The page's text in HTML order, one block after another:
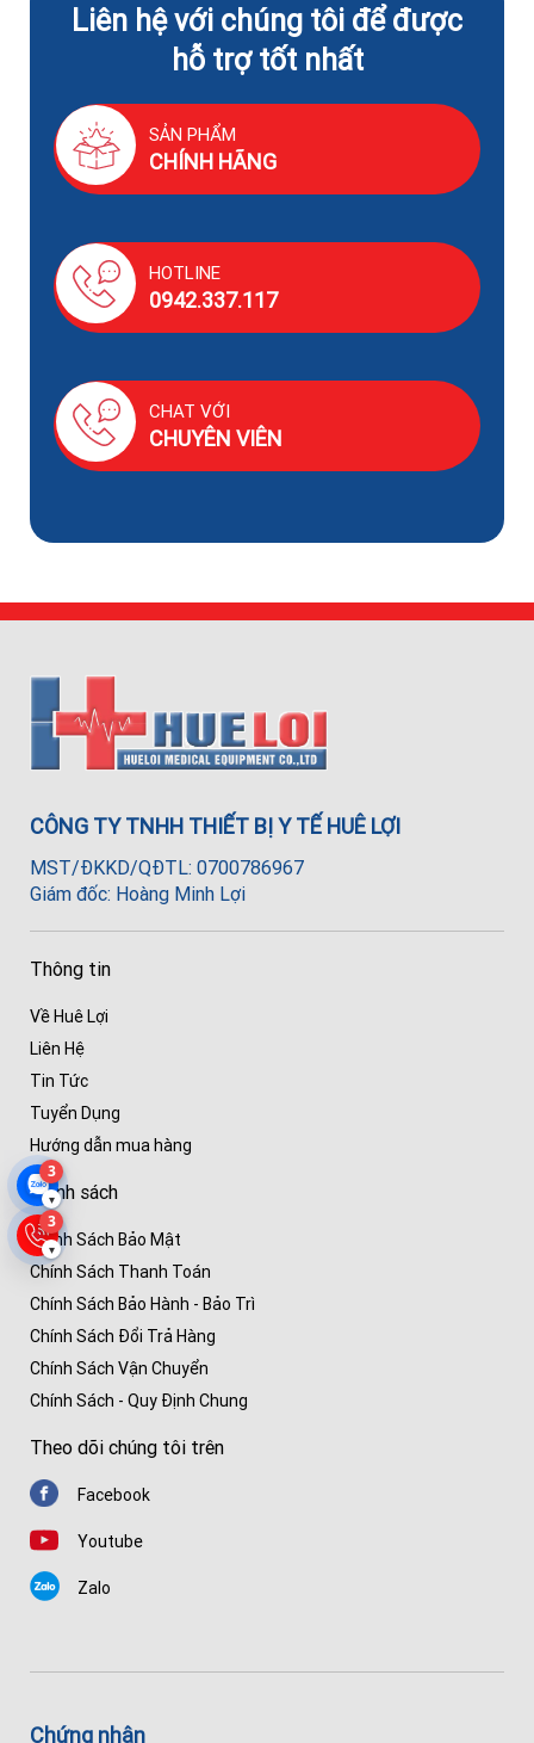
Liên hệ với chúng tôi để được
hỗ trợ tốt nhất
SẢN PHẨM
CHÍNH HÃNG
HOTLINE
0942.337.117
CHAT VỚI
CHUYÊN VIÊN
3
▾
3
▾
CÔNG TY TNHH THIẾT BỊ Y TẾ HUÊ LỢI
MST/ĐKKD/QĐTL: 0700786967
Giám đốc: Hoàng Minh Lợi
Thông tin
Về Huê Lợi
Liên Hệ
Tin Tức
Tuyển Dụng
Hướng dẫn mua hàng
Chính sách
Chính Sách Bảo Mật
Chính Sách Thanh Toán
Chính Sách Bảo Hành - Bảo Trì
Chính Sách Đổi Trả Hàng
Chính Sách Vận Chuyển
Chính Sách - Quy Định Chung
Theo dõi chúng tôi trên
Facebook
Youtube
Zalo
Chứng nhận